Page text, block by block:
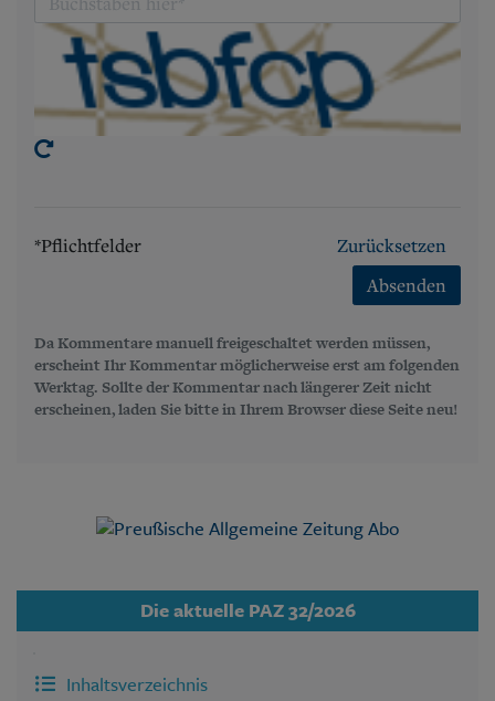
*Pflichtfelder
Zurücksetzen
Absenden
Da Kommentare manuell freigeschaltet werden müssen,
erscheint Ihr Kommentar möglicherweise erst am folgenden
Werktag. Sollte der Kommentar nach längerer Zeit nicht
erscheinen, laden Sie bitte in Ihrem Browser diese Seite neu!
Die aktuelle PAZ 32/2026
Inhaltsverzeichnis